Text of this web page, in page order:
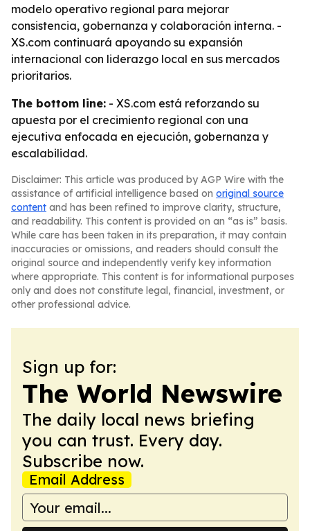
modelo operativo regional para mejorar
consistencia, gobernanza y colaboración interna. -
XS.com continuará apoyando su expansión
internacional con liderazgo local en sus mercados
prioritarios.
The bottom line: - XS.com está reforzando su
apuesta por el crecimiento regional con una
ejecutiva enfocada en ejecución, gobernanza y
escalabilidad.
Disclaimer: This article was produced by AGP Wire with the
assistance of artificial intelligence based on original source
content and has been refined to improve clarity, structure,
and readability. This content is provided on an “as is” basis.
While care has been taken in its preparation, it may contain
inaccuracies or omissions, and readers should consult the
original source and independently verify key information
where appropriate. This content is for informational purposes
only and does not constitute legal, financial, investment, or
other professional advice.
Sign up for:
The World Newswire
The daily local news briefing
you can trust. Every day.
Subscribe now.
Email Address